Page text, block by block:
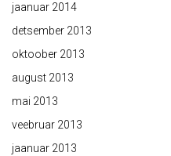
jaanuar 2014
detsember 2013
oktoober 2013
august 2013
mai 2013
veebruar 2013
jaanuar 2013